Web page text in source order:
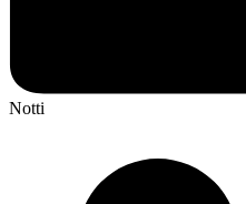
Notti